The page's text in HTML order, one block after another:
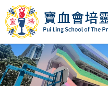
移至主內容